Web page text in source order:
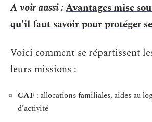
A voir aussi :Avantages mise
qu'il faut savoir pour protéger
Voici comment se répartissent
leurs missions :
CAF : allocations familiales, aides au
d’activité